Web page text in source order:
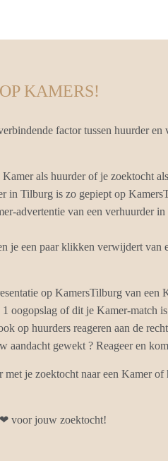
KAMERS!
factor tussen huurder
Kamer als huurder of je zoektocht
in Tilburg is zo gepiept op
advertentie van een verhuurder
je een paar klikken verwijdert van
op KamersTilburg van een
oogopslag of dit je Kamer-match
op huurders reageren aan de
aandacht gewekt ? Reageer en
met je zoektocht naar een Kamer
voor jouw zoektocht!